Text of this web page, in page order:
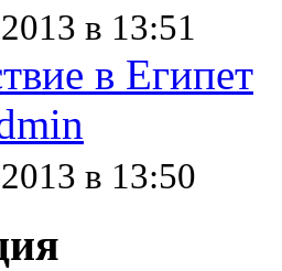
в 13:51
в Египет
в 13:50